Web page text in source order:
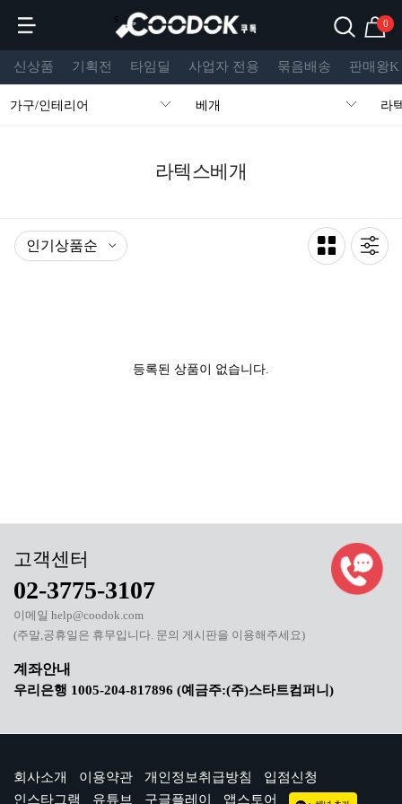
s 0
신상품 기획전 타임딜 사업자 전용 묶음배송 판매왕K
가구/인테리어 베개 라
라텍스베개
등록된 상품이 없습니다.
02-3775-3107
이메일 help@coodok.com
(주말,공휴일은 휴무입니다. 문의 게시판을 이용해주세요)
우리은행 1005-204-817896 (예금주:(주)스타트컴퍼니)
회사소개 이용약관 개인정보취급방침
입점신청
인스타그램
유튜브 구글플레이 앱스토어